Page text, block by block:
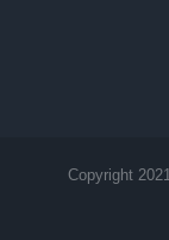
Copyright